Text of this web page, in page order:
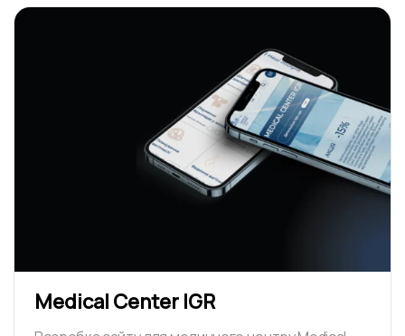
Medical Center IGR